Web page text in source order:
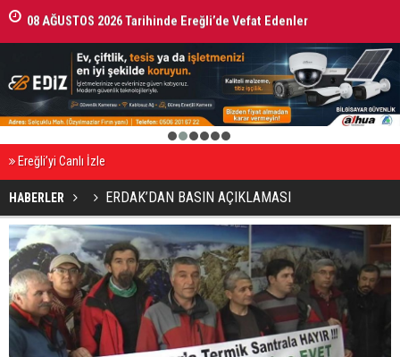
08 AĞUSTOS 2026 Tarihinde Ereğli’de Vefat Edenler
2 3 4 5 6
Ereğli’yi Canlı İzle
HABERLER ERDAK’DAN BASIN AÇIKLAMASI